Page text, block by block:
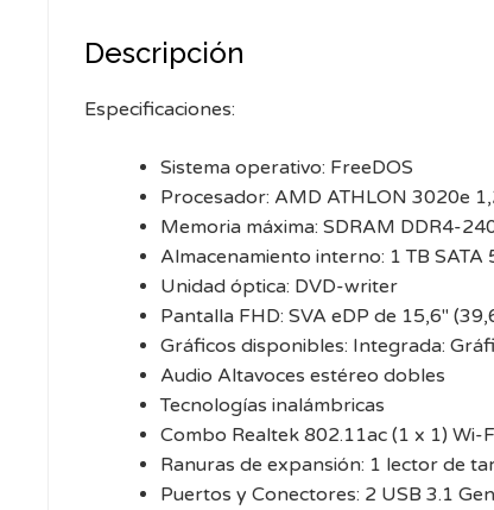
Descripción
Especificaciones:
Sistema operativo: FreeDOS
Procesador: AMD ATHLON 3020e
Memoria máxima: SDRAM DDR4-
Almacenamiento interno: 1 TB
Unidad óptica: DVD-writer
Pantalla FHD: SVA eDP de 15,6″
Gráficos disponibles: Integrada:
Audio Altavoces estéreo dobles
Tecnologías inalámbricas
Combo Realtek 802.11ac (1 x 1)
Ranuras de expansión: 1 lector de
Puertos y Conectores: 2 USB 3.1